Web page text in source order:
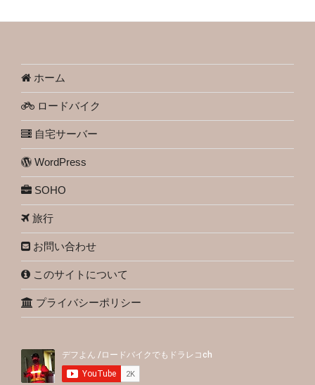
ホーム
ロードバイク
自宅サーバー
WordPress
SOHO
旅行
お問い合わせ
このサイトについて
プライバシーポリシー